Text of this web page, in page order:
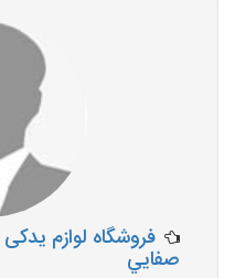
فروشگاه لوازم
صفايي